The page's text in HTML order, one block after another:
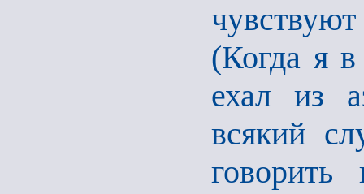
(Когда я
ехал из
всякий